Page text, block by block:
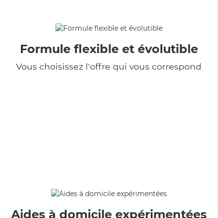
Formule flexible et évolutible
Vous choisissez l'offre qui vous correspond
Aides à domicile expérimentées